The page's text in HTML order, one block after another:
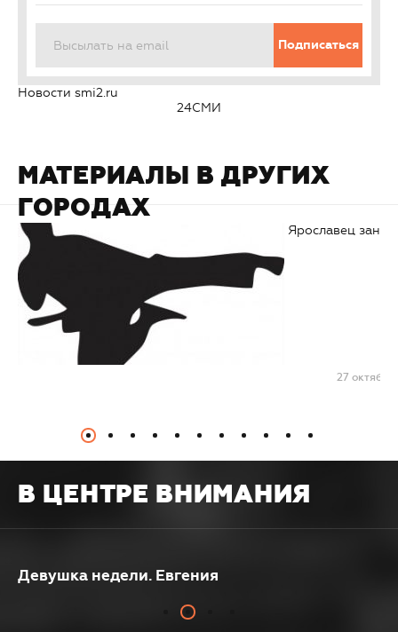
Подписаться
Новости smi2.ru
24СМИ
МАТЕРИАЛЫ В ДРУГИХ
ГОРОДАХ
Ярославец
27
В ЦЕНТРЕ ВНИМАНИЯ
Девушка недели. Евгения